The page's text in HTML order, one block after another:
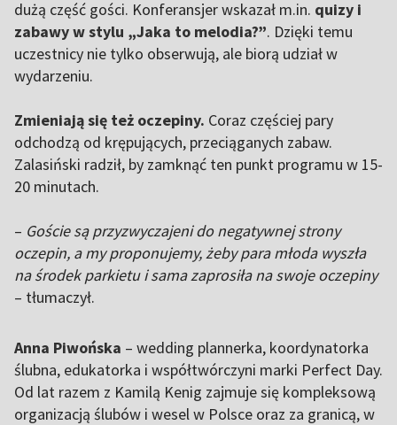
dużą część gości. Konferansjer wskazał m.in. quizy i
zabawy w stylu „Jaka to melodia?”. Dzięki temu
uczestnicy nie tylko obserwują, ale biorą udział w
wydarzeniu.
Zmieniają się też oczepiny. Coraz częściej pary
odchodzą od krępujących, przeciąganych zabaw.
Zalasiński radził, by zamknąć ten punkt programu w 15-
20 minutach.
– Goście są przyzwyczajeni do negatywnej strony
oczepin, a my proponujemy, żeby para młoda wyszła
na środek parkietu i sama zaprosiła na swoje oczepiny
– tłumaczył.
Anna Piwońska – wedding plannerka, koordynatorka
ślubna, edukatorka i współtwórczyni marki Perfect Day.
Od lat razem z Kamilą Kenig zajmuje się kompleksową
organizacją ślubów i wesel w Polsce oraz za granicą, w